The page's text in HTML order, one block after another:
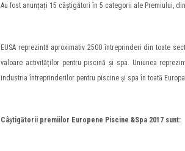
Au fost anunțați 15 câștigători în 5 categorii ale Premiului,
EUSA reprezintă aproximativ 2500 întreprinderi din toate
valoare activităților pentru piscină și spa. Uniunea
industria întreprinderilor pentru piscine și spa în toată
Câștigătorii premiilor Europene Piscine &Spa 2017 sunt: